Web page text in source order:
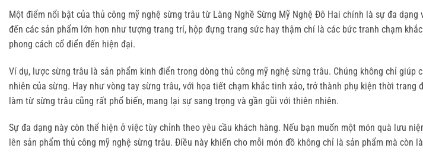
Một điểm nổi bật của thủ công mỹ nghệ sừng trâu từ Làng Nghề Sừng Mỹ Nghệ Đô Hai chính là sự đa
đến các sản phẩm lớn hơn như tượng trang trí, hộp đựng trang sức hay thậm chí là các bức tranh chạm
phong cách cổ điển đến hiện đại.
Ví dụ, lược sừng trâu là sản phẩm kinh điển trong dòng thủ công mỹ nghệ sừng trâu. Chúng không chỉ
nhiên của sừng. Hay như vòng tay sừng trâu, với họa tiết chạm khắc tinh xảo, trở thành phụ kiện thời
làm từ sừng trâu cũng rất phổ biến, mang lại sự sang trọng và gần gũi với thiên nhiên.
Sự đa dạng này còn thể hiện ở việc tùy chỉnh theo yêu cầu khách hàng. Nếu bạn muốn một món quà lưu
lên sản phẩm thủ công mỹ nghệ sừng trâu. Điều này khiến cho mỗi món đồ không chỉ là sản phẩm mà còn